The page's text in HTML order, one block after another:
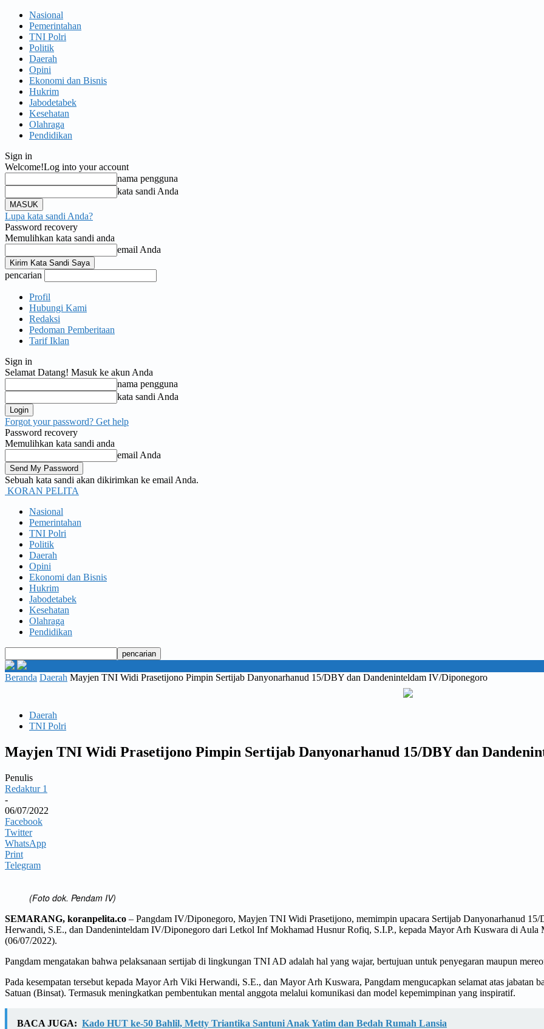
Nasional
Pemerintahan
TNI Polri
Politik
Daerah
Opini
Ekonomi dan Bisnis
Hukrim
Jabodetabek
Kesehatan
Olahraga
Pendidikan
Sign in
Welcome!Log into your account
nama pengguna
kata sandi Anda
Lupa kata sandi Anda?
Password recovery
Memulihkan kata sandi anda
email Anda
pencarian
Profil
Hubungi Kami
Redaksi
Pedoman Pemberitaan
Tarif Iklan
Sign in
Selamat Datang! Masuk ke akun Anda
nama pengguna
kata sandi Anda
Forgot your password? Get help
Password recovery
Memulihkan kata sandi anda
email Anda
Sebuah kata sandi akan dikirimkan ke email Anda.
KORAN PELITA
Nasional
Pemerintahan
TNI Polri
Politik
Daerah
Opini
Ekonomi dan Bisnis
Hukrim
Jabodetabek
Kesehatan
Olahraga
Pendidikan
Beranda Daerah Mayjen TNI Widi Prasetijono Pimpin Sertijab Danyonarhanud 15/DBY dan Dandeninteldam IV/Diponegoro
Daerah
TNI Polri
Mayjen TNI Widi Prasetijono Pimpin Sertijab Danyonarhanud 15/DBY dan
Penulis
Redaktur 1
-
06/07/2022
Facebook
Twitter
WhatsApp
Print
Telegram
(Foto dok. Pendam IV)
SEMARANG, koranpelita.co – Pangdam IV/Diponegoro, Mayjen TNI Widi Prasetijono, memimpin upacara Sertijab Danyonarhanud
Herwandi, S.E., dan Dandeninteldam IV/Diponegoro dari Letkol Inf Mokhamad Husnur Rofiq, S.I.P., kepada Mayor Arh Kuswara di Aula
(06/07/2022).
Pangdam mengatakan bahwa pelaksanaan sertijab di lingkungan TNI AD adalah hal yang wajar, bertujuan untuk penyegaran maupun
Pada kesempatan tersebut kepada Mayor Arh Viki Herwandi, S.E., dan Mayor Arh Kuswara, Pangdam mengucapkan selamat atas jabatan
Satuan (Binsat). Termasuk meningkatkan pembentukan mental anggota melalui komunikasi dan model kepemimpinan yang inspiratif.
BACA JUGA: Kado HUT ke-50 Bahlil, Metty Triantika Santuni Anak Yatim dan Bedah Rumah Lansia